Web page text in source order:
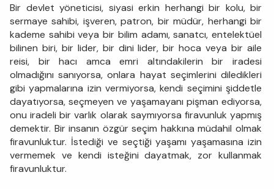
Bir devlet yöneticisi, siyasi erkin herhangi bir kolu, bir
sermaye sahibi, işveren, patron, bir müdür, herhangi bir
kademe sahibi veya bir bilim adamı, sanatcı, entelektüel
bilinen biri, bir lider, bir dini lider, bir hoca veya bir aile
reisi, bir hacı amca emri altındakilerin bir iradesi
olmadığını sanıyorsa, onlara hayat seçimlerini diledikleri
gibi yapmalarına izin vermiyorsa, kendi seçimini şiddetle
dayatıyorsa, seçmeyen ve yaşamayanı pişman ediyorsa,
onu iradeli bir varlık olarak saymıyorsa firavunluk yapmış
demektir. Bir insanın özgür seçim hakkına müdahil olmak
firavunluktur. İstediği ve seçtiği yaşamı yaşamasına izin
vermemek ve kendi isteğini dayatmak, zor kullanmak
firavunluktur.